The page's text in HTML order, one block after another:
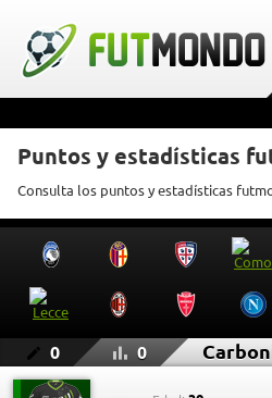
Puntos y estadísticas
Consulta los puntos y estadísticas
0 0